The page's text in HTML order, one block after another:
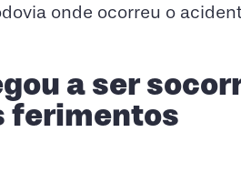
onde ocorreu o
a ser
ferimentos